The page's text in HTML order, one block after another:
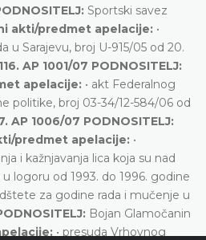
Sportski savez
akti/predmet apelacije: •
u Sarajevu, broj U-915/05 od 20.
116. AP 1001/07 PODNOSITELJ:
apelacije: • akt Federalnog
politike, broj 03-34/12-584/06 od
AP 1006/07 PODNOSITELJ:
predmet apelacije: •
i kažnjavanja lica koja su nad
logoru od 1993. do 1996. godine
za godine rada i mučenje u
Bojan Glamočanin
• presuda Vrhovnog